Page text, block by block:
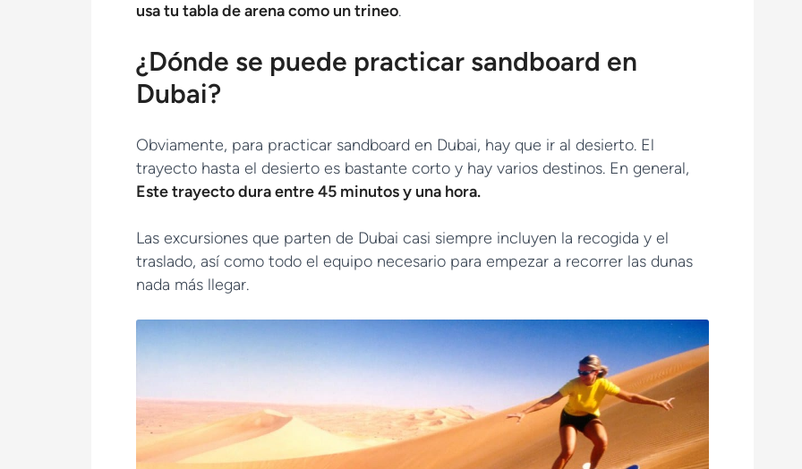
usa tu tabla de arena como un trineo.
¿Dónde se puede practicar sandboard en
Dubai?
Obviamente, para practicar sandboard en Dubai, hay que ir al desierto. El
trayecto hasta el desierto es bastante corto y hay varios destinos. En general,
Este trayecto dura entre 45 minutos y una hora.
Las excursiones que parten de Dubai casi siempre incluyen la recogida y el
traslado, así como todo el equipo necesario para empezar a recorrer las dunas
nada más llegar.